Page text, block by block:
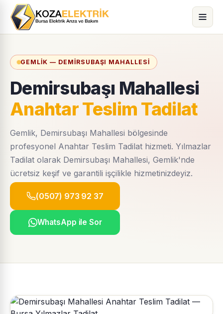
GEMLIK — DEMIRSUBAŞI MAHALLESI
Demirsubaşı Mahallesi
Anahtar Teslim Tadilat
Gemlik, Demirsubaşı Mahallesi bölgesinde
profesyonel Anahtar Teslim Tadilat hizmeti. Yılmazlar
Tadilat olarak Demirsubaşı Mahallesi, Gemlik'nde
ücretsiz keşif ve garantili işçilikle hizmetinizdeyiz.
(0507) 973 92 37
WhatsApp ile Sor